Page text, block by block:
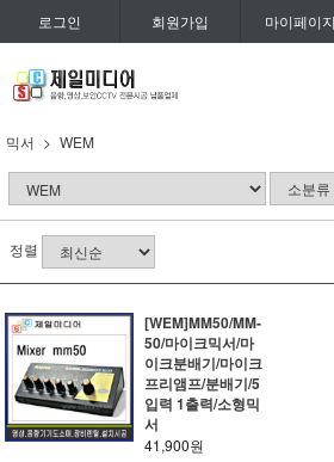
로그인 회원가입 마이페이지
믹서 WEM
정렬
[WEM]MM50/MM-
50/마이크믹서/마
이크분배기/마이크
프리앰프/분배기/5
입력 1출력/소형믹
서
41,900원